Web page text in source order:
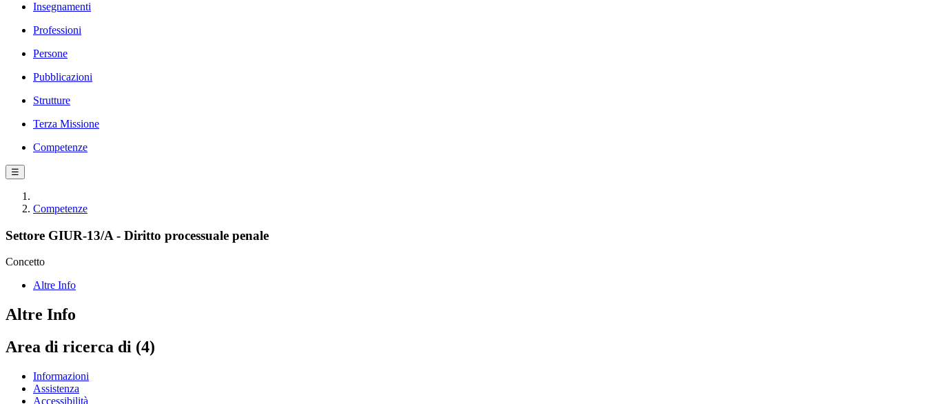
Insegnamenti
Professioni
Persone
Pubblicazioni
Strutture
Terza Missione
Competenze
☰
Competenze
Settore GIUR-13/A - Diritto processuale penale
Concetto
Altre Info
Altre Info
Area di ricerca di (4)
Informazioni
Assistenza
Accessibilità